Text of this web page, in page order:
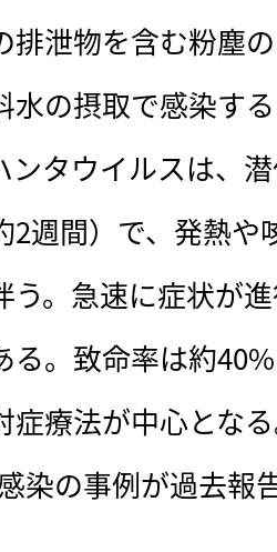
排泄物を含む粉塵
水の摂取で感染す
ンタウイルスは、
2週間）で、発熱や
う。急速に症状が
る。致命率は約
症療法が中心とな
染の事例が過去報